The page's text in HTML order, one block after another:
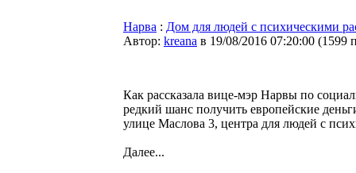
Нарва : Дом для людей с психическими
Автор: kreana в 19/08/2016 07:20:00 (1599
Как рассказала вице-мэр Нарвы по
редкий шанс получить европейские
улице Маслова 3, центра для людей с
Далее...